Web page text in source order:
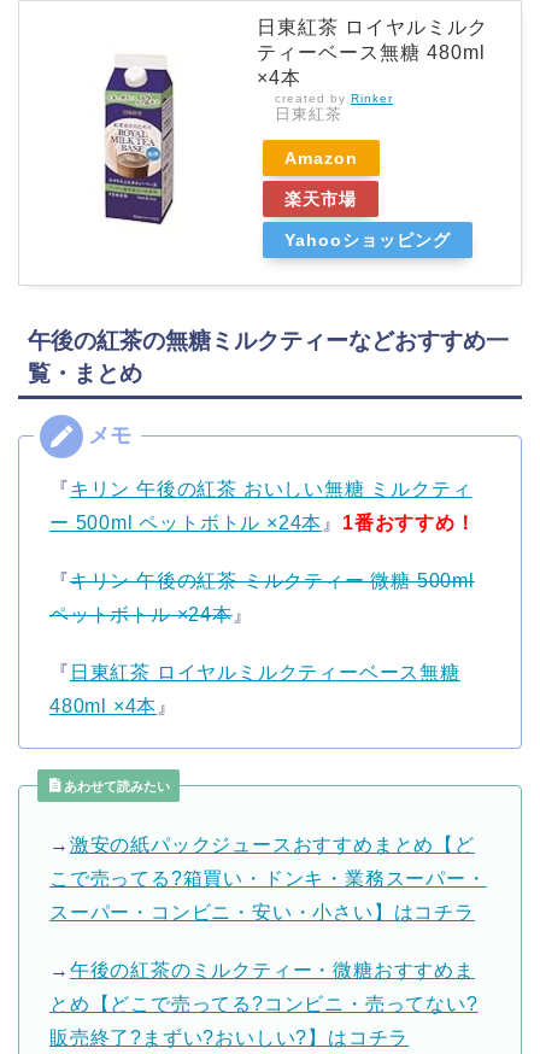
日東紅茶 ロイヤルミルク
ティーベース無糖 480ml
×4本
created by Rinker
日東紅茶
Amazon
楽天市場
Yahooショッピング
午後の紅茶の無糖ミルクティーなどおすすめ一
覧・まとめ
『キリン 午後の紅茶 おいしい無糖 ミルクティ
ー 500ml ペットボトル ×24本 』 1番おすすめ！
『キリン 午後の紅茶 ミルクティー 微糖 500ml
ペットボトル ×24本』
『 日東紅茶 ロイヤルミルクティーベース無糖
480ml ×4本 』
あわせて読みたい
→ 激安の紙パックジュースおすすめまとめ【ど
こで売ってる?箱買い・ドンキ・業務スーパー・
スーパー・コンビニ・安い・小さい】はコチラ
→ 午後の紅茶のミルクティー・微糖おすすめま
とめ【どこで売ってる?コンビニ・売ってない?
販売終了?まずい?おいしい?】はコチラ